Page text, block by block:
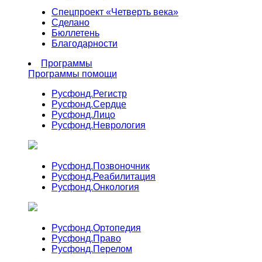
Спецпроект «Четверть века»
Сделано
Бюллетень
Благодарности
Программы
Программы помощи
Русфонд.Регистр
Русфонд.Сердце
Русфонд.Лицо
Русфонд.Неврология
Русфонд.Позвоночник
Русфонд.Реабилитация
Русфонд.Онкология
Русфонд.Ортопедия
Русфонд.Право
Русфонд.Перелом